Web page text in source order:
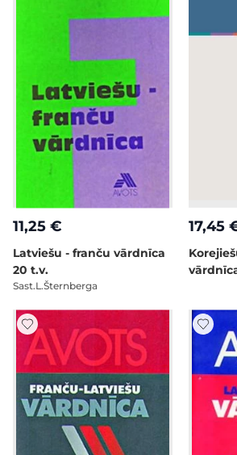
11,25 €
Latviešu - franču vārdnīca
20 t.v.
Sast.L.Šternberga
17,45